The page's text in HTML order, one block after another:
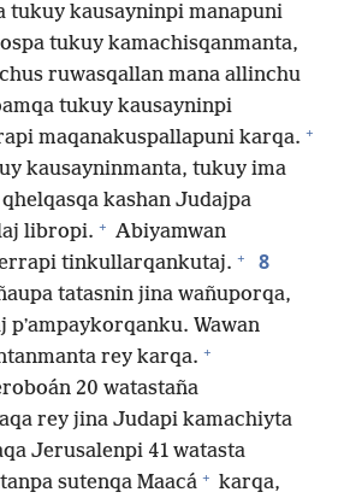
tukuy kausayninpi manapuni
tukuy kamachisqanmanta,
ruwasqallan mana allinchu
tukuy kausayninpi
maqanakuspallapuni karqa. +
kausayninmanta, tukuy ima
kashan Judajpa
libropi. + Abiyamwan
tinkullarqankutaj. + 8
tatasnin jina wañuporqa,
Wawan
rey karqa. +
20 watastaña
rey jina Judapi kamachiyta
Jerusalenpi 41 watasta
sutenqa Maacá + karqa,